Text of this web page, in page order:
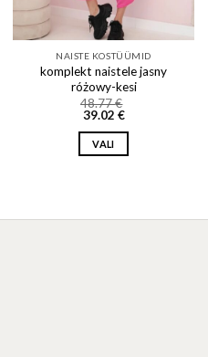
NAISTE KOSTÜÜMID
komplekt naistele jasny
różowy-kesi
48.77€
39.02 €
VALI
multiple